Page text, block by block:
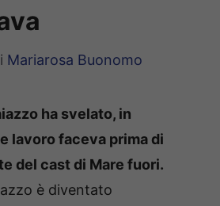
Mariarosa Buonomo
ha svelato, in
lavoro faceva prima di
del cast di Mare fuori.
è diventato